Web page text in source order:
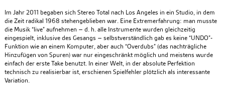
Im Jahr 2011 begaben sich Stereo Total nach Los Angeles in ein Studio, in dem
die Zeit radikal 1968 stehengeblieben war. Eine Extremerfahrung: man musste
die Musik “live” aufnehmen – d. h. alle Instrumente wurden gleichzeitig
eingespielt, inklusive des Gesangs – selbstverständlich gab es keine “UNDO”-
Funktion wie an einem Komputer, aber auch “Overdubs” (das nachträgliche
Hinzufügen von Spuren) war nur eingeschränkt möglich und meistens wurde
einfach der erste Take benutzt. In einer Welt, in der absolute Perfektion
technisch zu realisierbar ist, erschienen Spielfehler plötzlich als interessante
Variation.